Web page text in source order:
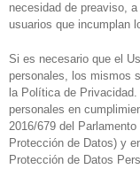
necesidad de preaviso,
usuarios que incumplan
Si es necesario que el
personales, los mismos
la Política de
personales en
2016/679 del
Protección de Datos) y
Protección de Datos